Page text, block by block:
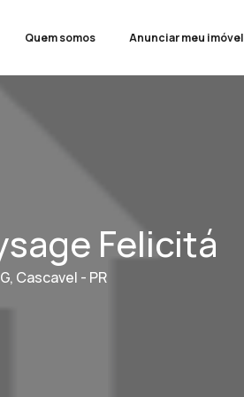
Quem somos Anunciar meu imóvel
Felicitá
Cascavel - PR